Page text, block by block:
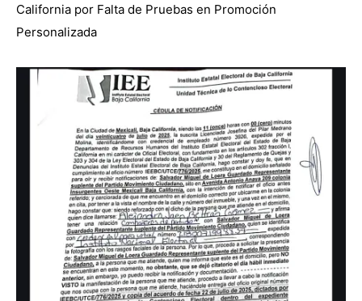
California por Falta de Pruebas en Promoción
Personalizada